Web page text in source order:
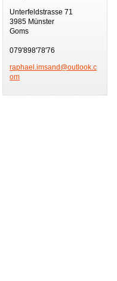
Unterfeldstrasse 71
3985 Münster
Goms
079'898'78'76
raphael.imsand@outlook.c
om